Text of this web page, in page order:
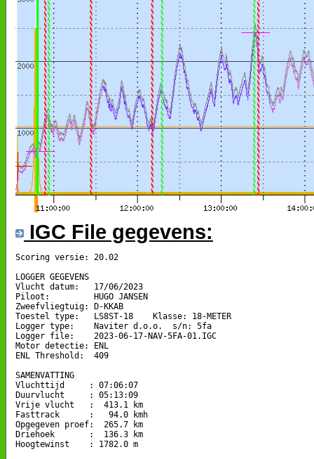
IGC File gegevens:
Scoring versie: 20.02
LOGGER GEGEVENS
Vlucht datum:   17/06/2023
Piloot:         HUGO JANSEN
Zweefvliegtuig: D-KKAB
Toestel type:   LS8ST-18    Klasse: 18-METER
Logger type:    Naviter d.o.o.  s/n: 5fa
Logger file:    2023-06-17-NAV-5FA-01.IGC
Motor detectie: ENL
ENL Threshold:  409
SAMENVATTING
Vluchttijd     : 07:06:07
Duurvlucht     : 05:13:09
Vrije vlucht   :  413.1 km
Fasttrack      :   94.0 kmh
Opgegeven proef:  265.7 km
Driehoek       :  136.3 km
Hoogtewinst    : 1782.0 m